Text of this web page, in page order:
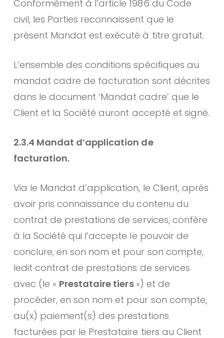
Conformément à l’article 1986 du Code
civil, les Parties reconnaissent que le
présent Mandat est exécuté à titre gratuit.
L’ensemble des conditions spécifiques au
mandat cadre de facturation sont décrites
dans le document ‘Mandat cadre’ que le
Client et la Société auront accepté et signé.
2.3.4 Mandat d’application de
facturation.
Via le Mandat d’application, le Client, après
avoir pris connaissance du contenu du
contrat de prestations de services, confère
à la Société qui l’accepte le pouvoir de
conclure, en son nom et pour son compte,
ledit contrat de prestations de services
avec (le « Prestataire tiers ») et de
procéder, en son nom et pour son compte,
au(x) paiement(s) des prestations
facturées par le Prestataire tiers au Client